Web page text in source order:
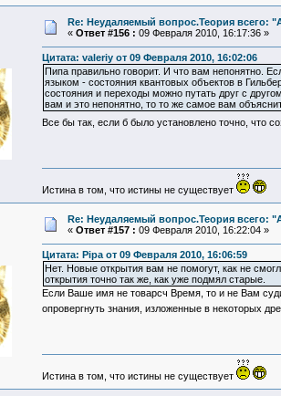
Re: Неудаляемый вопрос.Теория всего:
« Ответ #156 : 09 Февраля 2010, 16:17:36 »
Цитата: valeriy от 09 Февраля 2010, 16:02:06
Пипа правильно говорит. И что вам непонятно.
языком - состояния квантовых объектов в
состояния и переходы можно путать друг с
вам и это непонятно, то то же самое вам
Все бы так, если б было установлено точно, что
Истина в том, что истины не существует
Re: Неудаляемый вопрос.Теория всего:
« Ответ #157 : 09 Февраля 2010, 16:22:04 »
Цитата: Pipa от 09 Февраля 2010, 16:06:59
Нет. Новые открытия вам не помогут, как не
открытия точно так же, как уже подмял старые.
Если Ваше имя не товарсч Время, то и не Вам
опровергнуть знания, изложенные в некоторых
Истина в том, что истины не существует